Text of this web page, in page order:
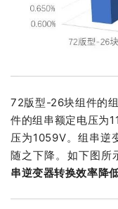
72版型-26块组件的
件的组串额定电压为
压为1059V。组串逆
随之下降。如下图所
串逆变器转换效率降